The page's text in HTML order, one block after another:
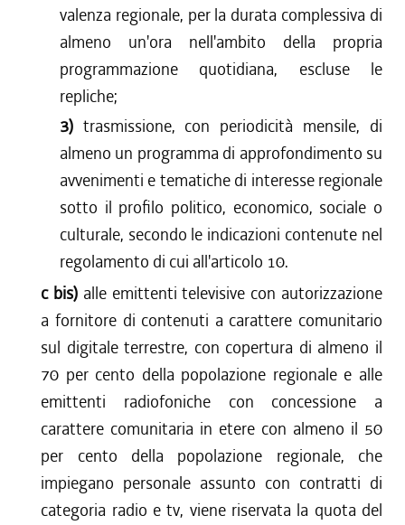
valenza regionale, per la durata complessiva di
almeno un'ora nell'ambito della propria
programmazione quotidiana, escluse le
repliche;
3) trasmissione, con periodicità mensile, di
almeno un programma di approfondimento su
avvenimenti e tematiche di interesse regionale
sotto il profilo politico, economico, sociale o
culturale, secondo le indicazioni contenute nel
regolamento di cui all'articolo 10.
c bis) alle emittenti televisive con autorizzazione
a fornitore di contenuti a carattere comunitario
sul digitale terrestre, con copertura di almeno il
70 per cento della popolazione regionale e alle
emittenti radiofoniche con concessione a
carattere comunitaria in etere con almeno il 50
per cento della popolazione regionale, che
impiegano personale assunto con contratti di
categoria radio e tv, viene riservata la quota del